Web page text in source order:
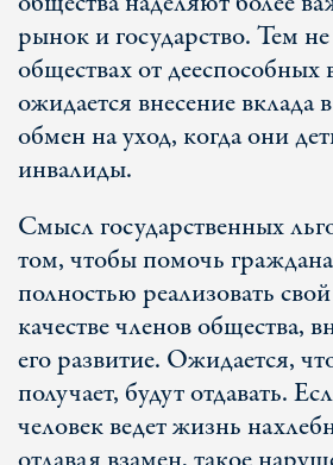
рынок и государство. Тем
обществах от дееспособных
ожидается внесение вклада
обмен на уход, когда они
инвалиды.
Смысл государственных
том, чтобы помочь
полностью реализовать
качестве членов общества,
его развитие. Ожидается,
получает, будут отдавать.
человек ведет жизнь